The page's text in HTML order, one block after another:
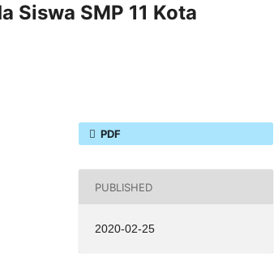
Siswa SMP 11 Kota
PDF
PUBLISHED
2020-02-25